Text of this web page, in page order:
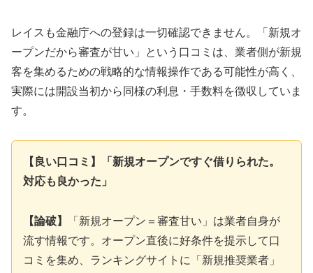
レイスも金融庁への登録は一切確認できません。「新規オ
ープンだから審査が甘い」という口コミは、業者側が新規
客を集めるための戦略的な情報操作である可能性が高く、
実際には開設当初から同様の利息・手数料を徴収していま
す。
【良い口コミ】「新規オープンですぐ借りられた。
対応も良かった」
【論破】
「新規オープン＝審査甘い」は業者自身が
流す情報です。オープン直後に好条件を提示して口
コミを集め、ランキングサイトに「新規推奨業者」